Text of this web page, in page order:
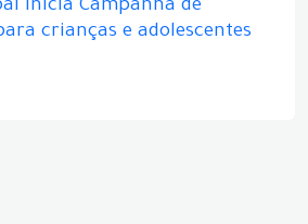
inicia Campanha de
crianças e adolescentes